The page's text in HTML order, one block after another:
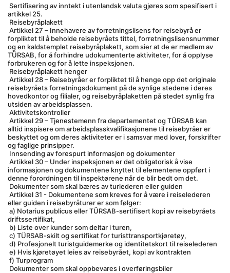
artikkel 25.
Reisebyråplakett
forpliktet til å beholde reisebyråets tittel, forretningslisensnummer
og en kaldstemplet reisebyråplakett, som sier at de er medlem av
TÜRSAB, for å forhindre udokumenterte aktiviteter, for å opplyse
forbrukeren og for å lette inspeksjonen.
Reisebyråplakett henger
reisebyråets forretningsdokument på de synlige stedene i deres
hovedkontor og filialer, og reisebyråplaketten på stedet synlig fra
utsiden av arbeidsplassen.
Aktivitetskontroller
alltid inspisere om arbeidsplasskvalifikasjonene til reisebyråer er
beskyttet og om deres aktiviteter er i samsvar med lover, forskrifter
og faglige prinsipper.
Innsending av forespurt informasjon og dokumenter
informasjonen og dokumentene knyttet til elementene oppført i
denne forordningen til inspektørene når de blir bedt om det.
Dokumenter som skal bæres av turlederen eller guiden
eller guiden i reisebyråturer er som følger:
driftssertifikat,
b) Liste over kunder som deltar i turen,
c) TÜRSAB-skilt og sertifikat for turisttransportkjøretøy,
d) Profesjonelt turistguidemerke og identitetskort til reiselederen
e) Hvis kjøretøyet leies av reisebyrået, kopi av kontrakten
f) Turprogram
Dokumenter som skal oppbevares i overføringsbiler